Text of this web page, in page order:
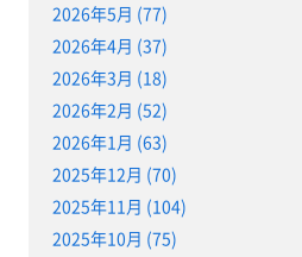
2026年5月 (77)
2026年4月 (37)
2026年3月 (18)
2026年2月 (52)
2026年1月 (63)
2025年12月 (70)
2025年11月 (104)
2025年10月 (75)